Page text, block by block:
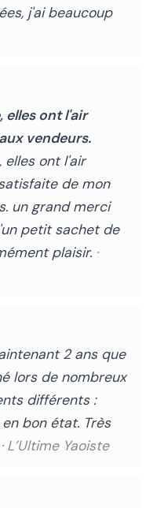
j'ai beaucoup
elles ont l'air
vendeurs.
elles ont l'air
de mon
un grand merci
petit sachet de
plaisir. ·
2 ans que
lors de nombreux
différents :
bon état. Très
· L’Ultime Yaoiste